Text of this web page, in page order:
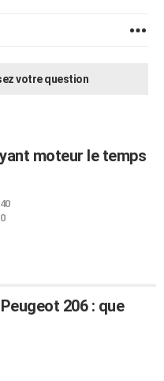
votre question
moteur le temps
206 : que